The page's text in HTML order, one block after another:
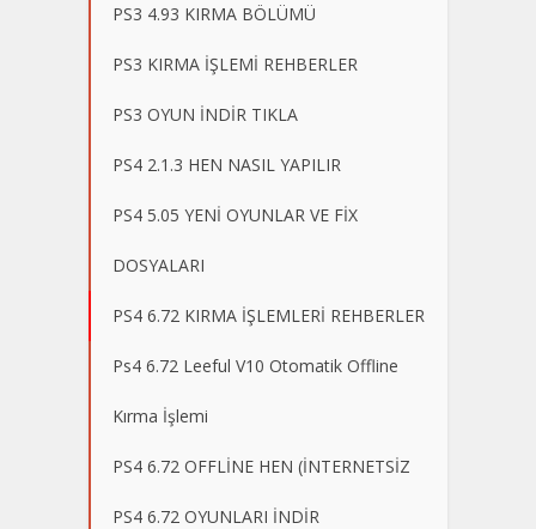
PS3 4.93 KIRMA BÖLÜMÜ
PS3 KIRMA İŞLEMİ REHBERLER
PS3 OYUN İNDİR TIKLA
PS4 2.1.3 HEN NASIL YAPILIR
PS4 5.05 YENİ OYUNLAR VE FİX
DOSYALARI
PS4 6.72 KIRMA İŞLEMLERİ REHBERLER
Ps4 6.72 Leeful V10 Otomatik Offline
Kırma İşlemi
PS4 6.72 OFFLİNE HEN (İNTERNETSİZ
PS4 6.72 OYUNLARI İNDİR